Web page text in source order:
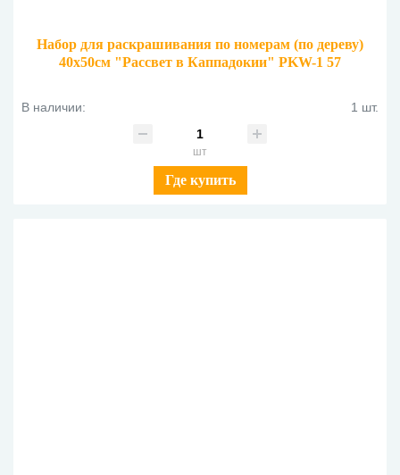
Набор для раскрашивания по номерам (по дереву)
40х50см "Рассвет в Каппадокии" PKW-1 57
В наличии: 1 шт.
шт
Где купить